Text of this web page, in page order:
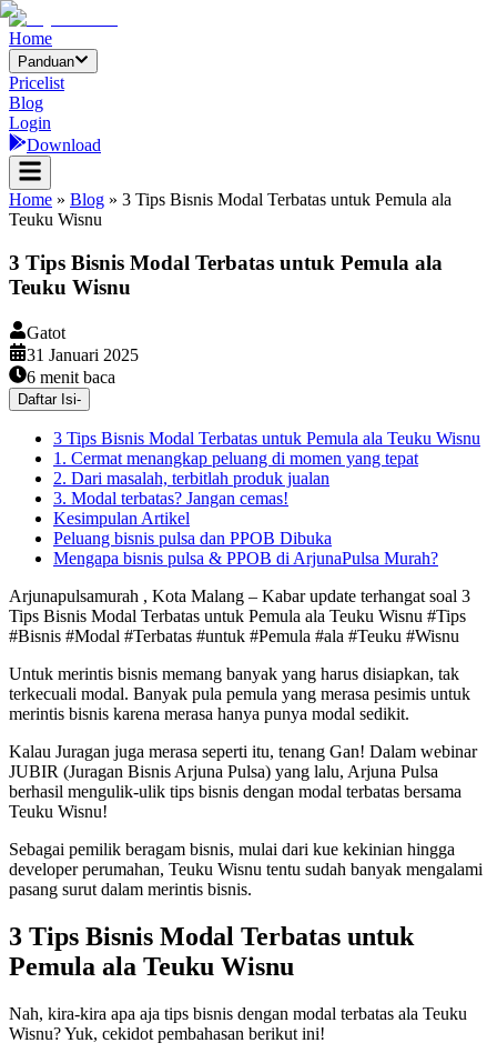
Home
Panduan
Pricelist
Blog
Login
Download
Home » Blog » 3 Tips Bisnis Modal Terbatas untuk Pemula ala
Teuku Wisnu
3 Tips Bisnis Modal Terbatas untuk Pemula ala
Teuku Wisnu
Gatot
31 Januari 2025
6 menit baca
Daftar Isi-
3 Tips Bisnis Modal Terbatas untuk Pemula ala Teuku Wisnu
1. Cermat menangkap peluang di momen yang tepat
2. Dari masalah, terbitlah produk jualan
3. Modal terbatas? Jangan cemas!
Kesimpulan Artikel
Peluang bisnis pulsa dan PPOB Dibuka
Mengapa bisnis pulsa & PPOB di ArjunaPulsa Murah?
Arjunapulsamurah , Kota Malang – Kabar update terhangat soal 3
Tips Bisnis Modal Terbatas untuk Pemula ala Teuku Wisnu #Tips
#Bisnis #Modal #Terbatas #untuk #Pemula #ala #Teuku #Wisnu
Untuk merintis bisnis memang banyak yang harus disiapkan, tak
terkecuali modal. Banyak pula pemula yang merasa pesimis untuk
merintis bisnis karena merasa hanya punya modal sedikit.
Kalau Juragan juga merasa seperti itu, tenang Gan! Dalam webinar
JUBIR (Juragan Bisnis Arjuna Pulsa) yang lalu, Arjuna Pulsa
berhasil mengulik-ulik tips bisnis dengan modal terbatas bersama
Teuku Wisnu!
Sebagai pemilik beragam bisnis, mulai dari kue kekinian hingga
developer perumahan, Teuku Wisnu tentu sudah banyak mengalami
pasang surut dalam merintis bisnis.
3 Tips Bisnis Modal Terbatas untuk
Pemula ala Teuku Wisnu
Nah, kira-kira apa aja tips bisnis dengan modal terbatas ala Teuku
Wisnu? Yuk, cekidot pembahasan berikut ini!